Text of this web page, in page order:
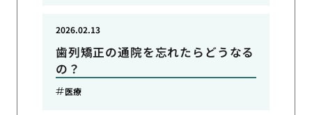
歯列矯正の通院を忘れたらどうなる
の？
2026.02.13
医療